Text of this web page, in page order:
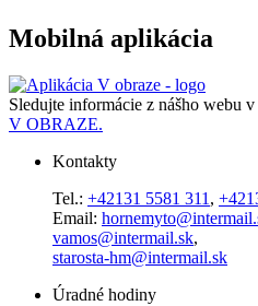
Mobilná aplikácia
Sledujte informácie z nášho webu v
V OBRAZE.
Kontakty
Tel.: +42131 5581 311 ,
Email:
vamos@intermail.sk,
starosta-hm@intermail.sk
Úradné hodiny